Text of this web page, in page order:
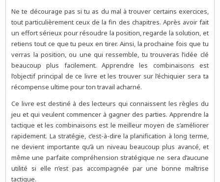
Ne te décourage pas si tu as du mal à trouver certains exercices,
tout particulièrement ceux de la fin des chapitres. Après avoir fait
un effort sérieux pour résoudre la position, regarde la solution, et
retiens tout ce que tu peux en tirer. Ainsi, la prochaine fois que tu
verras la position, ou une qui ressemble, tu trouveras l’idée clé
beaucoup plus facilement. Apprendre les combinaisons est
l’objectif principal de ce livre et les trouver sur l’échiquier sera ta
récompense ultime pour ton travail acharné.
Ce livre est destiné à des lecteurs qui connaissent les règles du
jeu et qui veulent commencer à gagner des parties. Apprendre la
tactique et les combinaisons est le meilleur moyen de s’améliorer
rapidement. La stratégie, c’est-à-dire la planification à long terme,
ne devient importante qu’à un niveau beaucoup plus avancé, et
même une parfaite compréhension stratégique ne sera d’aucune
utilité si elle n’est pas accompagnée par une bonne maîtrise
tactique.